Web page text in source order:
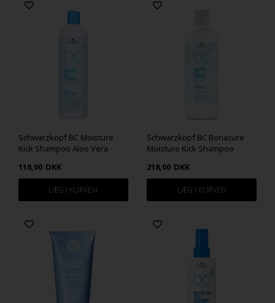
Schwarzkopf BC Moisture
Kick Shampoo Aloe Vera
118,00 DKK
Schwarzkopf BC Bonacure
Moisture Kick Shampoo
218,00 DKK